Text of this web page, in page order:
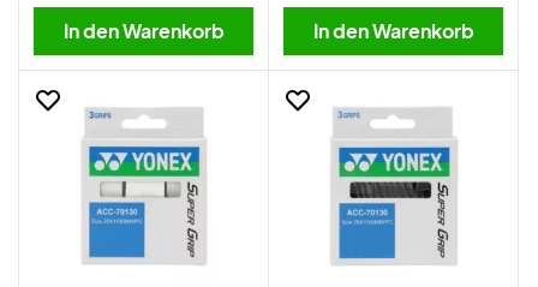
In den Warenkorb In den Warenkorb